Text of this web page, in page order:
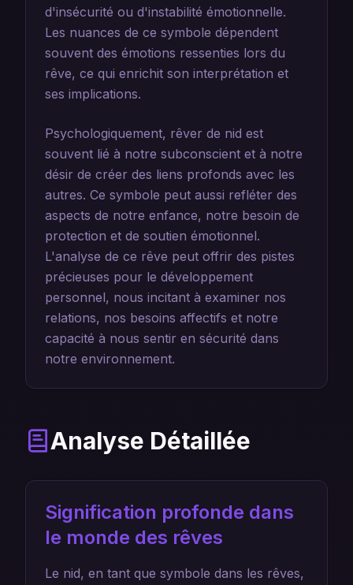
d'insécurité ou d'instabilité émotionnelle.
Les nuances de ce symbole dépendent
souvent des émotions ressenties lors du
rêve, ce qui enrichit son interprétation et
ses implications.
Psychologiquement, rêver de nid est
souvent lié à notre subconscient et à notre
désir de créer des liens profonds avec les
autres. Ce symbole peut aussi refléter des
aspects de notre enfance, notre besoin de
protection et de soutien émotionnel.
L'analyse de ce rêve peut offrir des pistes
précieuses pour le développement
personnel, nous incitant à examiner nos
relations, nos besoins affectifs et notre
capacité à nous sentir en sécurité dans
notre environnement.
Analyse Détaillée
Signification profonde dans
le monde des rêves
Le nid, en tant que symbole dans les rêves,